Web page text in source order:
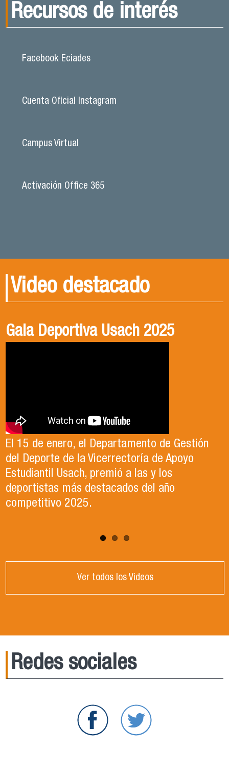
Recursos de interés
Facebook Eciades
Cuenta Oficial Instagram
Campus Virtual
Activación Office 365
Video destacado
Gala Deportiva Usach 2025
El 15 de enero, el Departamento de Gestión
del Deporte de la Vicerrectoría de Apoyo
Estudiantil Usach, premió a las y los
deportistas más destacados del año
competitivo 2025.
Usach en el Territorio, capítulo 2
En este segundo capítulo conoceremos el
Proyecto Ludo Inclusión, liderado por el
profesor Claudio Farías y estudiantes de
Pedagogía en Educación Física de la Facultad
de Ciencias Médicas de la Uni
Candidatura Director de Escuela
Te invitamos a revisar el video de nuestro
candidato , el Dr. Celso Sanchez para el cargo
de Director de Escuela período 2025-2026.
Ver todos los Videos
Redes sociales